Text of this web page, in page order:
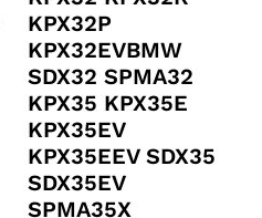
KPX32P
KPX32EVBMW
SDX32 SPMA32
KPX35 KPX35E
KPX35EV
KPX35EEV SDX35
SDX35EV
SPMA35X